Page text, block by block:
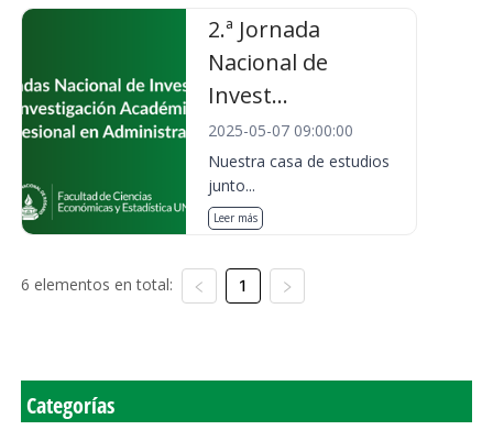
2.ª Jornada
Nacional de
Invest...
2025-05-07 09:00:00
Nuestra casa de estudios
junto...
Leer más
6 elementos en total: 1
Categorías